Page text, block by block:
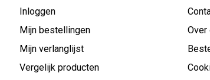
Inloggen
Mijn bestellingen
Mijn verlanglijst
Vergelijk producten
Over